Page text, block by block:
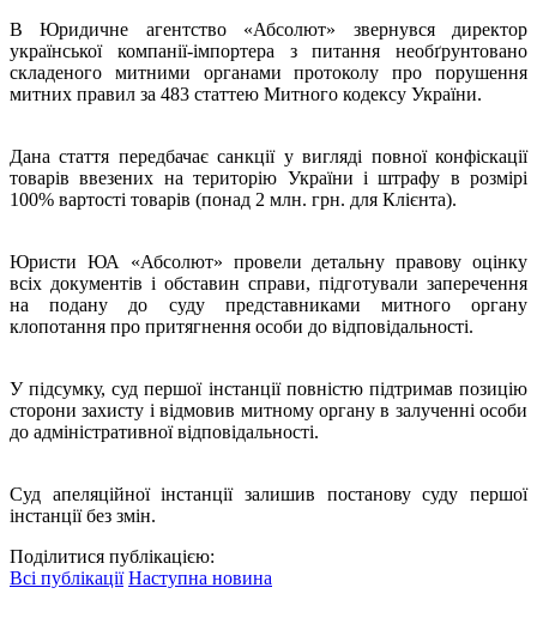
В Юридичне агентство «Абсолют» звернувся директор
української компанії-імпортера з питання необґрунтовано
складеного митними органами протоколу про порушення
митних правил за 483 статтею Митного кодексу України.
Дана стаття передбачає санкції у вигляді повної конфіскації
товарів ввезених на територію України і штрафу в розмірі
100% вартості товарів (понад 2 млн. грн. для Клієнта).
Юристи ЮА «Абсолют» провели детальну правову оцінку
всіх документів і обставин справи, підготували заперечення
на подану до суду представниками митного органу
клопотання про притягнення особи до відповідальності.
У підсумку, суд першої інстанції повністю підтримав позицію
сторони захисту і відмовив митному органу в залученні особи
до адміністративної відповідальності.
Суд апеляційної інстанції залишив постанову суду першої
інстанції без змін.
Поділитися публікацією:
Всі публікації Наступна новина